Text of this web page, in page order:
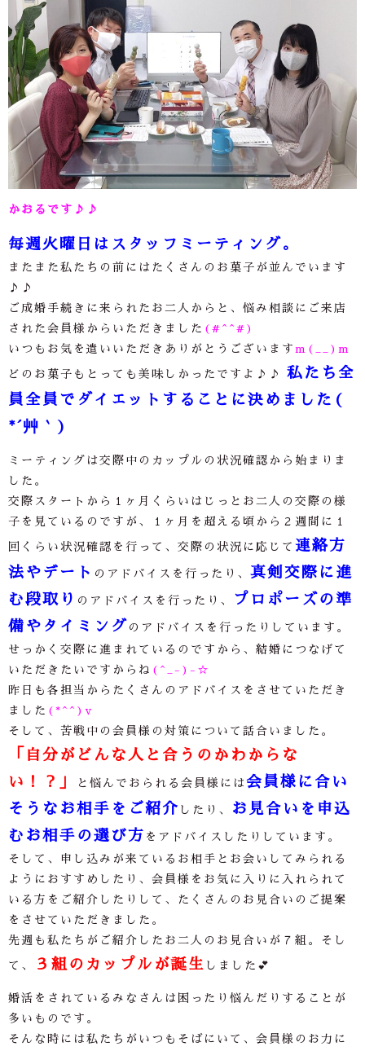
かおるです♪♪
毎週火曜日はスタッフミーティング。
またまた私たちの前にはたくさんのお菓子が並んでいます
♪♪
ご成婚手続きに来られたお二人からと、悩み相談にご来店
された会員様からいただきました (#^^#)
いつもお気を遣いいただきありがとうございます m(__)m
どのお菓子もとっても美味しかったですよ ♪♪ 私たち全
員全員でダイエットすることに決めました(
*´艸｀)
ミーティングは交際中のカップルの状況確認から始まりま
した。
交際スタートから１ヶ月くらいはじっとお二人の交際の様
子を見ているのですが、１ヶ月を超える頃から２週間に１
回くらい状況確認を行って、交際の状況に応じて 連絡方
法やデート のアドバイスを行ったり、 真剣交際に進
む段取り のアドバイスを行ったり、
プロポーズの準
備やタイミング のアドバイスを行ったりしています。
せっかく交際に進まれているのですから、結婚につなげて
いただきたいですからね (^_-)-☆
昨日も各担当からたくさんのアドバイスをさせていただき
ました (*^^)v
そして、苦戦中の会員様の対策について話合いました。
「自分がどんな人と合うのかわからな
い！？」
と悩んでおられる会員様には 会員様に合い
そうなお相手をご紹介 したり、
お見合いを申込
むお相手の選び方 をアドバイスしたりしています。
そして、申し込みが来ているお相手とお会いしてみられる
ようにおすすめしたり、会員様をお気に入りに入れられて
いる方をご紹介したりして、たくさんのお見合いのご提案
をさせていただきました。
先週も私たちがご紹介したお二人のお見合いが７組。そし
て、 ３組のカップルが誕生 しました💕
婚活をされているみなさんは困ったり悩んだりすることが
多いものです。
そんな時には私たちがいつもそばにいて、会員様のお力に